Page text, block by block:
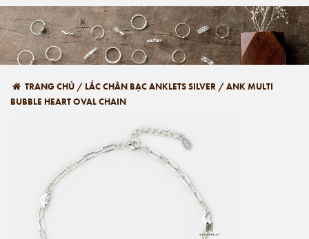
TRANG CHỦ / LẮC CHÂN BẠC ANKLETS SILVER /ANK MULTI
BUBBLE HEART OVAL CHAIN